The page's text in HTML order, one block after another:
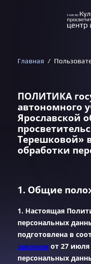
Главная
ПОЛИТИКА
автономного
Ярославской
Терешковой»
обработки
1. Общие
1. Настоящая
персональных
подготовлена в
законом от 27 июля
персональных